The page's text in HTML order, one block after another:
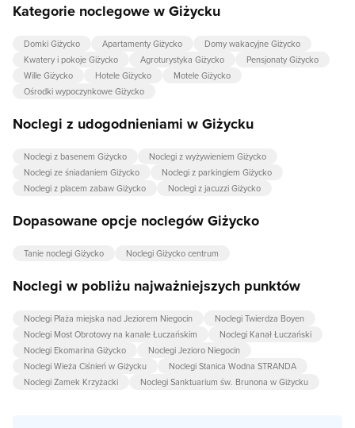
Kategorie noclegowe w Giżycku
Domki Giżycko Apartamenty Giżycko
Domy wakacyjne Giżycko
Kwatery i pokoje Giżycko
Agroturystyka Giżycko
Pensjonaty Giżycko
Wille Giżycko
Hotele Giżycko
Motele Giżycko
Ośrodki wypoczynkowe Giżycko
Noclegi z udogodnieniami w Giżycku
Noclegi z basenem Giżycko
Noclegi z wyżywieniem Giżycko
Noclegi ze śniadaniem Giżycko
Noclegi z parkingiem Giżycko
Noclegi z placem zabaw Giżycko
Noclegi z jacuzzi Giżycko
Dopasowane opcje noclegów Giżycko
Tanie noclegi Giżycko Noclegi Giżycko centrum
Noclegi w pobliżu najważniejszych punktów
Noclegi Plaża miejska nad Jeziorem Niegocin
Noclegi Twierdza Boyen
Noclegi Most Obrotowy na kanale Łuczańskim
Noclegi Kanał Łuczański
Noclegi Ekomarina Giżycko
Noclegi Jezioro Niegocin
Noclegi Wieża Ciśnień w Giżycku
Noclegi Stanica Wodna STRANDA
Noclegi Zamek Krzyżacki
Noclegi Sanktuarium św. Brunona w Giżycku